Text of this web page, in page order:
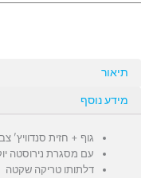
תיאור
מידע נוסף
גוף + חזית סנדוויץ'
עם מסגרת נירוסטה
דלתותו טריקה שקטה